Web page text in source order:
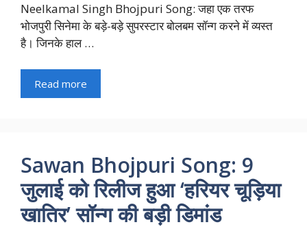
Neelkamal Singh Bhojpuri Song: जहा एक तरफ
भोजपुरी सिनेमा के बड़े-बड़े सुपरस्टार बोलबम सॉन्ग करने में व्यस्त
है। जिनके हाल …
Read more
Sawan Bhojpuri Song: 9
जुलाई को रिलीज हुआ ‘हरियर चूड़िया
खातिर’ सॉन्ग की बड़ी डिमांड